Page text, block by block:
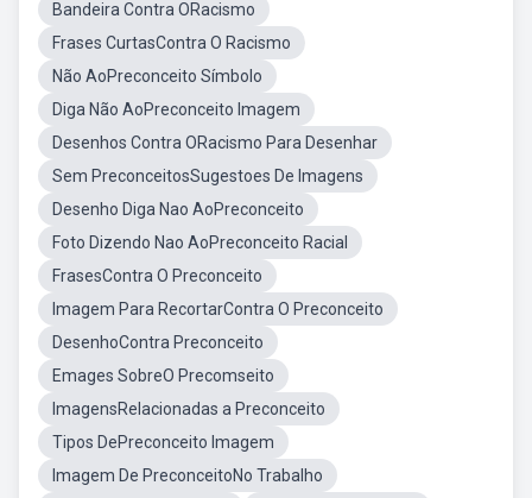
Bandeira Contra ORacismo
Frases CurtasContra O Racismo
Não AoPreconceito Símbolo
Diga Não AoPreconceito Imagem
Desenhos Contra ORacismo Para Desenhar
Sem PreconceitosSugestoes De Imagens
Desenho Diga Nao AoPreconceito
Foto Dizendo Nao AoPreconceito Racial
FrasesContra O Preconceito
Imagem Para RecortarContra O Preconceito
DesenhoContra Preconceito
Emages SobreO Precomseito
ImagensRelacionadas a Preconceito
Tipos DePreconceito Imagem
Imagem De PreconceitoNo Trabalho